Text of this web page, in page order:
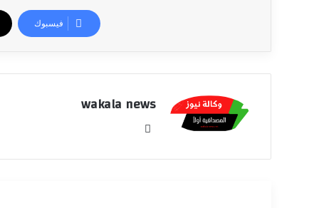
فيسبوك
wakala news
الوي